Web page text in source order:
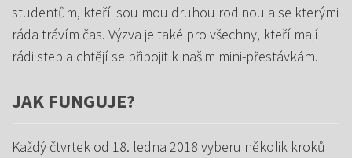
studentům, kteří jsou mou druhou rodinou a se kterými
ráda trávím čas. Výzva je také pro všechny, kteří mají
rádi step a chtějí se připojit k našim mini-přestávkám.
JAK FUNGUJE?
Každý čtvrtek od 18. ledna 2018 vyberu několik kroků